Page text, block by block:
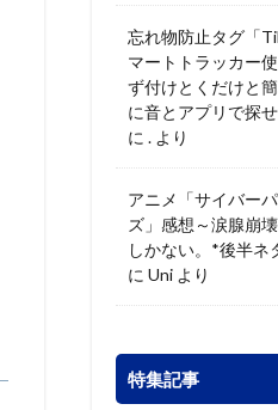
忘れ物防止タグ「
マートトラッカー
ず付けとくだけと
に音とアプリで探
に . より
アニメ「サイバー
ズ」感想～涙腺崩
しかない。*後半ネ
に Uni より
特集記事